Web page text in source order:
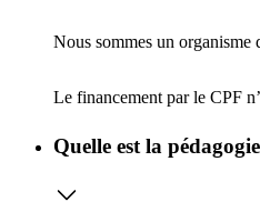
Nous sommes un
Le financement par le CPF
Quelle est la